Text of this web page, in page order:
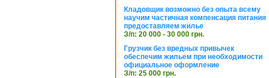
Кладовщик возможно без опыта всему
научим частичная компенсация питания
предоставляем жилье
З/п: 20 000 - 30 000 грн.
Грузчик без вредных привычек
обеспечим жильем при необходимости
официальное оформление
З/п: 25 000 грн.